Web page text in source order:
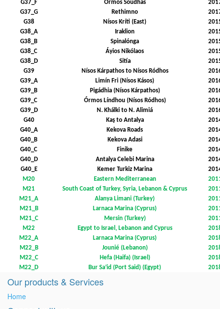
G37_F Órmos Soúdhas
G37_G
Rethimno
G38
Nísos Kríti (East)
G38_A
Iraklion
G38_B
Spinalónga
G38_C
Áyios Nikólaos
G38_D
Sitía
G39
Nísos Kárpathos to Nísos Ródhos
G39_A
Limín Fri (Nísos Kásos)
G39_B
Pigádhia (Nísos Kárpathos)
G39_C
Órmos Líndhou (Nísos Ródhos)
G39_D
N. Khálki to N. Alimiá
G40
Kaş to Antalya
G40_A
Kekova Roads
G40_B
Kekova Adasi
G40_C
Finike
G40_D
Antalya Celebi Marina
G40_E
Kemer Turkiz Marina
M20
Eastern Mediterranean
M21
South Coast of Turkey, Syria, Lebanon & Cyprus
M21_A
Alanya Limani (Turkey)
M21_B
Larnaca Marina (Cyprus)
M21_C
Mersin (Turkey)
M22
Egypt to Israel, Lebanon and Cyprus
M22_A
Larnaca Marina (Cyprus)
M22_B
Jounié (Lebanon)
M22_C
Hefa (Haifa) (Israel)
M22_D
Bur Sa’id (Port Said) (Egypt)
Our products & Services
Home